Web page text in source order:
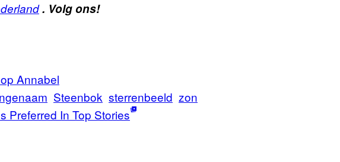
. Volg ons!
Annabel
Steenbok sterrenbeeld zon
Preferred In Top Stories